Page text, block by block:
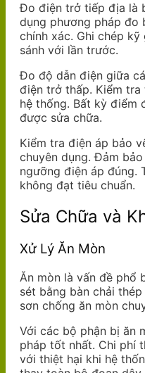
Đo điện trở tiếp địa là
dụng phương pháp đo
chính xác. Ghi chép
sánh với lần trước.
Đo độ dẫn điện giữa
điện trở thấp. Kiểm
hệ thống. Bất kỳ điểm
được sửa chữa.
Kiểm tra điện áp bảo
chuyên dụng. Đảm
ngưỡng điện áp đúng.
không đạt tiêu chuẩn.
Sửa Chữa và
Xử Lý Ăn Mòn
Ăn mòn là vấn đề phổ
sét bằng bàn chải
sơn chống ăn mòn
Với các bộ phận bị ăn
pháp tốt nhất. Chi phí
với thiệt hại khi hệ